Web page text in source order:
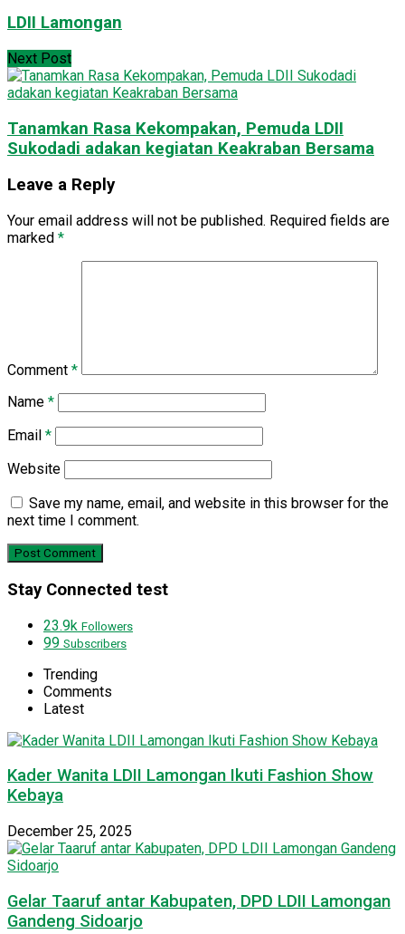
LDII Lamongan
Next Post
Tanamkan Rasa Kekompakan, Pemuda LDII
Sukodadi adakan kegiatan Keakraban Bersama
Leave a Reply
Your email address will not be published. Required fields are
marked *
Comment *
Name *
Email *
Website
Save my name, email, and website in this browser for the
next time I comment.
Stay Connected test
23.9k Followers
99 Subscribers
Trending
Comments
Latest
Kader Wanita LDII Lamongan Ikuti Fashion Show
Kebaya
December 25, 2025
Gelar Taaruf antar Kabupaten, DPD LDII Lamongan
Gandeng Sidoarjo